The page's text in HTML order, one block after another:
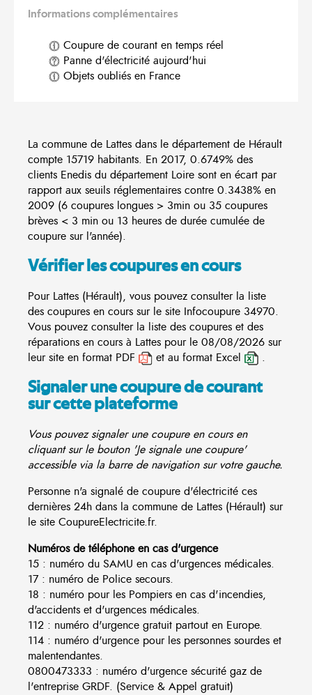
Informations complémentaires
Coupure de courant en temps réel
Panne d'électricité aujourd'hui
Objets oubliés en France
La commune de Lattes dans le département de Hérault
compte 15719 habitants. En 2017, 0.6749% des
clients Enedis du département Loire sont en écart par
rapport aux seuils réglementaires contre 0.3438% en
2009 (6 coupures longues > 3min ou 35 coupures
brèves < 3 min ou 13 heures de durée cumulée de
coupure sur l'année).
Vérifier les coupures en cours
Pour Lattes (Hérault), vous pouvez consulter la liste
des coupures en cours sur le site Infocoupure 34970.
Vous pouvez consulter la liste des coupures et des
réparations en cours à Lattes pour le 08/08/2026 sur
leur site en format PDF
et au format Excel .
Signaler une coupure de courant
sur cette plateforme
Vous pouvez signaler une coupure en cours en
cliquant sur le bouton 'Je signale une coupure'
accessible via la barre de navigation sur votre gauche.
Personne n'a signalé de coupure d'électricité ces
dernières 24h dans la commune de Lattes (Hérault) sur
le site CoupureElectricite.fr.
Numéros de téléphone en cas d'urgence
15 : numéro du SAMU en cas d'urgences médicales.
17 : numéro de Police secours.
18 : numéro pour les Pompiers en cas d'incendies,
d'accidents et d'urgences médicales.
112 : numéro d'urgence gratuit partout en Europe.
114 : numéro d'urgence pour les personnes sourdes et
malentendantes.
0800473333 : numéro d'urgence sécurité gaz de
l'entreprise GRDF. (Service & Appel gratuit)